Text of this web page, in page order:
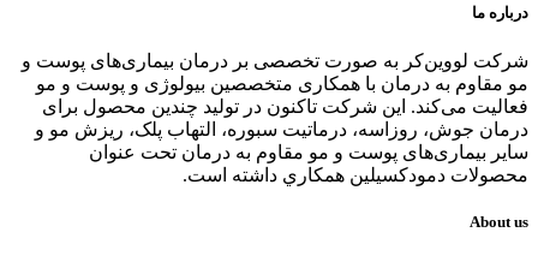
درباره ما
شرکت لووین‌کر به صورت تخصصی بر درمان بیماری‌های پوست و
مو مقاوم به درمان با همکاری متخصصین بیولوژی و پوست و مو
فعالیت می‌کند. این شرکت تاکنون در توليد چندین محصول برای
درمان جوش، روزاسه، درماتيت سبوره، التهاب پلک، ریزش مو و
سایر بیماری‌های پوست و مو مقاوم به درمان تحت عنوان
محصولات دمودکسیلین همكاري داشته است.
About us